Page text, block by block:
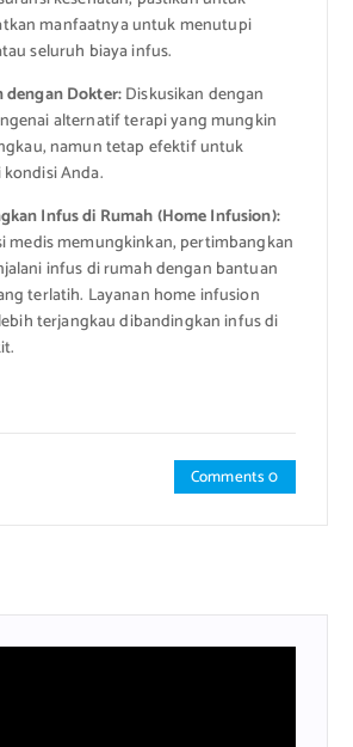
manfaatnya untuk menutupi
seluruh biaya infus.
dengan Dokter:Diskusikan dengan
alternatif terapi yang mungkin
namun tetap efektif untuk
Anda.
Infus di Rumah (Home Infusion):
medis memungkinkan, pertimbangkan
infus di rumah dengan bantuan
terlatih. Layanan home infusion
terjangkau dibandingkan infus di
Comments 0